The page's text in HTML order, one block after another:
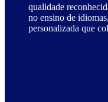
qualidade
no ensino de
personalizada que